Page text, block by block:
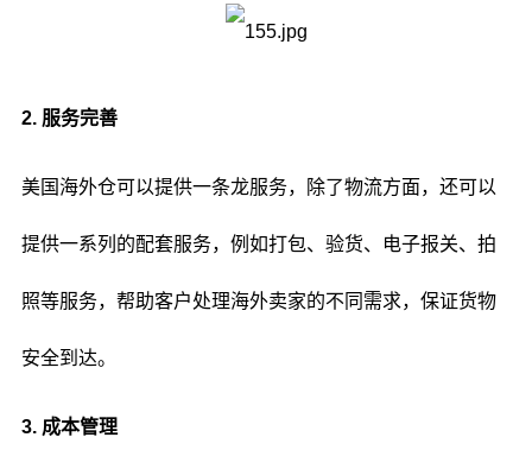
2. 服务完善
美国海外仓可以提供一条龙服务，除了物流方面，还可以
提供一系列的配套服务，例如打包、验货、电子报关、拍
照等服务，帮助客户处理海外卖家的不同需求，保证货物
安全到达。
3. 成本管理